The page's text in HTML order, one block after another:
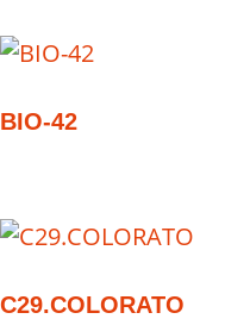
BIO-42
C29.COLORATO